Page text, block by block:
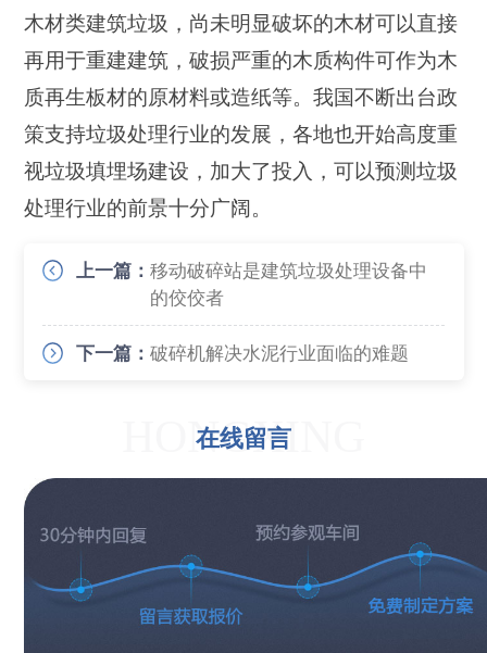
木材类建筑垃圾，尚未明显破坏的木材可以直接
再用于重建建筑，破损严重的木质构件可作为木
质再生板材的原材料或造纸等。我国不断出台政
策支持垃圾处理行业的发展，各地也开始高度重
视垃圾填埋场建设，加大了投入，可以预测垃圾
处理行业的前景十分广阔。
上一篇：移动破碎站是建筑垃圾处理设备中
的佼佼者
下一篇：破碎机解决水泥行业面临的难题
在线留言
HONGXING